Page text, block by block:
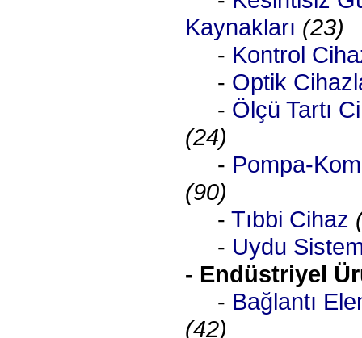
Kaynakları (23)
- Kontrol
- Optik
- Ölçü Tartı
(24)
- Pompa-
(90)
- Tıbbi Cihaz
- Uydu
- Endüstriyel
- Bağlantı
(42)